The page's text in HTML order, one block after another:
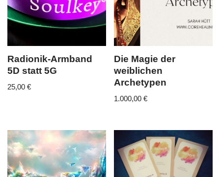
Radionik-Armband
5D statt 5G
25,00 €
Die Magie der
weiblichen
Archetypen
1.000,00€